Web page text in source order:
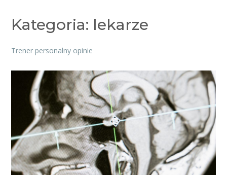
Kategoria: lekarze
Trener personalny opinie